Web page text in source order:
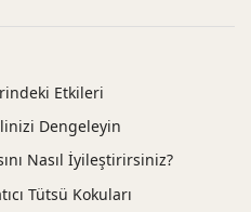
Etkileri
Dengeleyin
Nasıl İyileştirirsiniz?
Tütsü Kokuları